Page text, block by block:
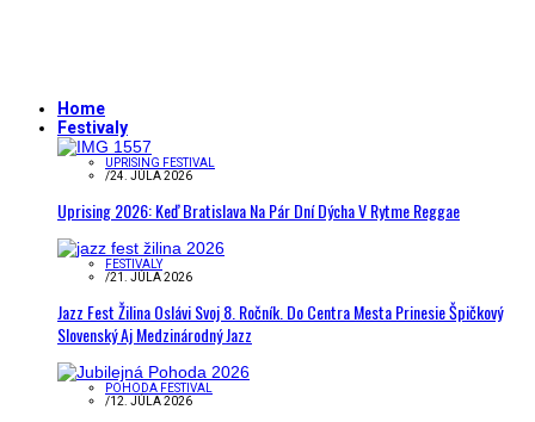
Home
Festivaly
UPRISING FESTIVAL
/24. JÚLA 2026
Uprising 2026: Keď Bratislava Na Pár Dní Dýcha V Rytme Reggae
FESTIVALY
/21. JÚLA 2026
Jazz Fest Žilina Oslávi Svoj 8. Ročník. Do Centra Mesta Prinesie Špičkový
Slovenský Aj Medzinárodný Jazz
POHODA FESTIVAL
/12. JÚLA 2026